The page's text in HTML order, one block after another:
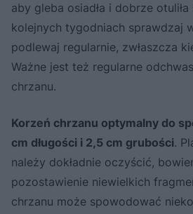
aby gleba osiadła i dobrze
kolejnych tygodniach sprawdzaj
podlewaj regularnie, zwłaszcza
Ważne jest też regularne
chrzanu.
Korzeń chrzanu optymalny do
cm długości i 2,5 cm grubości.
należy dokładnie oczyścić,
pozostawienie niewielkich
chrzanu może spowodować